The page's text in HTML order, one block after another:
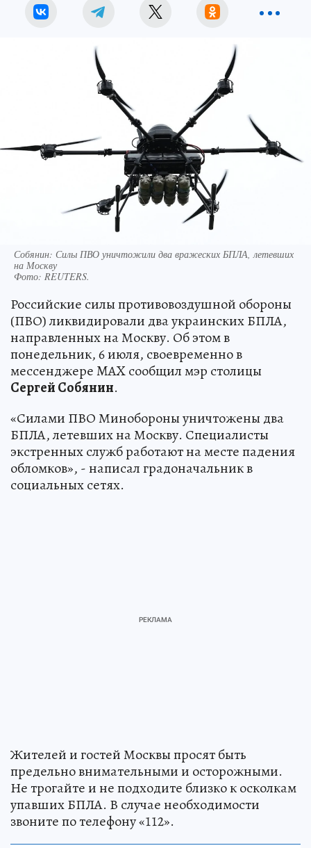
Собянин: Силы ПВО уничтожили два вражеских БПЛА, летевших
на Москву
Фото: REUTERS.
Российские силы противовоздушной обороны
(ПВО) ликвидировали два украинских БПЛА,
направленных на Москву. Об этом в
понедельник, 6 июля, своевременно в
мессенджере MAX сообщил мэр столицы
Сергей Собянин.
«Силами ПВО Минобороны уничтожены два
БПЛА, летевших на Москву. Специалисты
экстренных служб работают на месте падения
обломков», - написал градоначальник в
социальных сетях.
Жителей и гостей Москвы просят быть
предельно внимательными и осторожными.
Не трогайте и не подходите близко к осколкам
упавших БПЛА. В случае необходимости
звоните по телефону «112».